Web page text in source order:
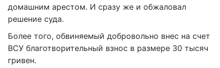
домашним арестом. И сразу же и обжаловал
решение суда.
Более того, обвиняемый добровольно внес на счет
ВСУ благотворительный взнос в размере 30 тысяч
гривен.